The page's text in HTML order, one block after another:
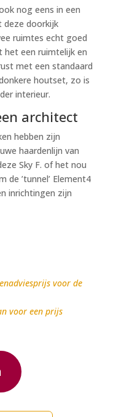
nog eens in een
deze doorkijk
ruimtes echt goed
het een ruimtelijk en
met een standaard
houtset, zo is
interieur.
architect
hebben zijn
haardenlijn van
Sky F. of het nou
’tunnel’ Element4
inrichtingen zijn
voor de
voor een prijs